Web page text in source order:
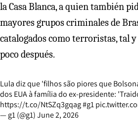
la Casa Blanca, a quien también
mayores grupos criminales de
catalogados como terroristas, tal
poco después.
Lula diz que 'filhos são piores que
dos EUA à família do ex-presidente:
https://t.co/NtSZq3gqag#g1
— g1 (@g1)June 2, 2026